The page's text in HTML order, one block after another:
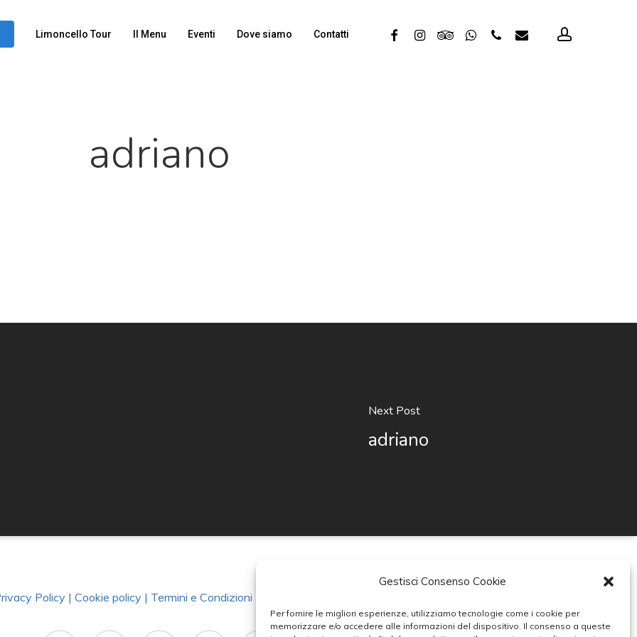
Gestisci Consenso Cookie
Per fornire le migliori esperienze, utilizziamo tecnologie come i cookie per
memorizzare e/o accedere alle informazioni del dispositivo. Il consenso a queste
Limoncello Tour Il Menu Eventi Dove siamo Contatti facebookinstagramtripadvisorwhatsappphone email account
adriano
Next Post
adriano
Policy | Cookie policy | Termini e Condizioni